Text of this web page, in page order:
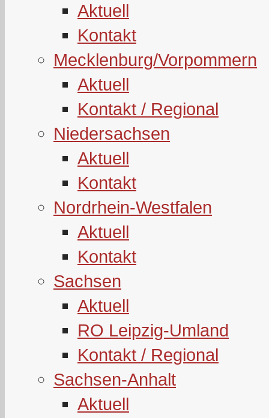
Aktuell
Kontakt
Mecklenburg/Vorpommern
Aktuell
Kontakt / Regional
Niedersachsen
Aktuell
Kontakt
Nordrhein-Westfalen
Aktuell
Kontakt
Sachsen
Aktuell
RO Leipzig-Umland
Kontakt / Regional
Sachsen-Anhalt
Aktuell